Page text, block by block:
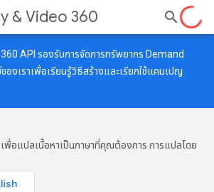
& Video 360
API รองรับการจัดการทรัพยากร Demand
ของเราเพื่อเรียนรู้วิธีสร้างและเรียกใช้แคมเปญ
เพื่อแปลเนื้อหาเป็นภาษาที่คุณต้องการ การแปลโดย